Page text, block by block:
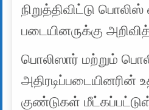
நிறுத்திவிட்டு பொலிஸ்
படையினருக்கு
பொலிஸார் மற்றும்
அதிரடிப்படையினரின்
குண்டுகள்